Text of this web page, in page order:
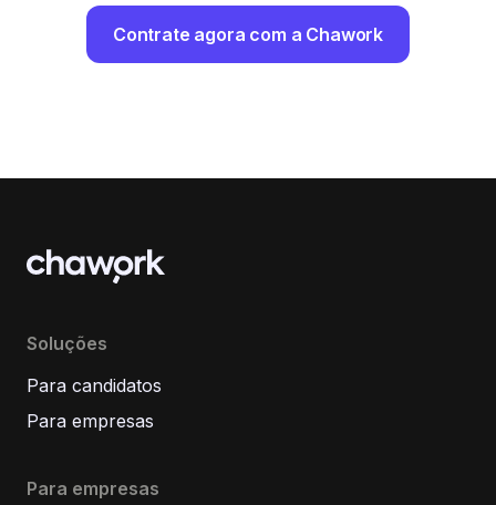
Contrate agora com a Chawork
Soluções
Para candidatos
Para empresas
Para empresas